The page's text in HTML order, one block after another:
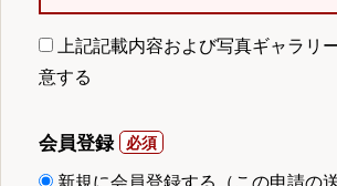
上記記載内容および写真ギャラリ
意する
会員登録
新規に会員登録する（この申請の